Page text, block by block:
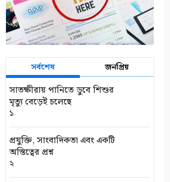
সর্বশেষ জনপ্রিয়
সাতক্ষীরায় পানিতে ডুবে শিশুর
মৃত্যু বেড়েই চলেছে
১
প্রযুক্তি, সাংবাদিকতা এবং একটি
অস্তিত্বের প্রশ্ন
২